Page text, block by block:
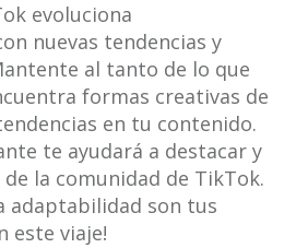
evoluciona
nuevas tendencias y
al tanto de lo que
formas creativas de
en tu contenido.
te ayudará a destacar y
la comunidad de TikTok.
adaptabilidad son tus
este viaje!